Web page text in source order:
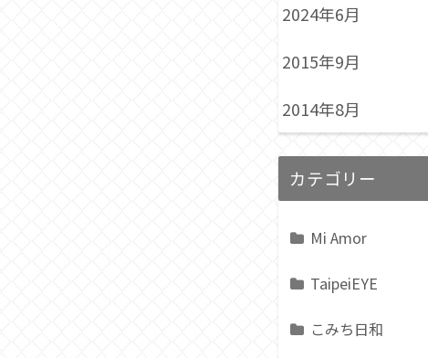
2024年6月
2015年9月
2014年8月
カテゴリー
Mi Amor
TaipeiEYE
こみち日和